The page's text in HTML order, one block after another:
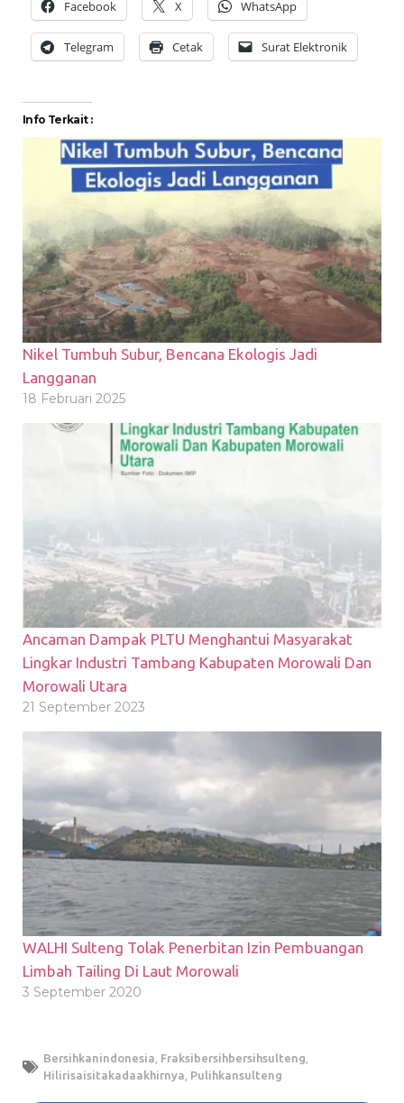
Facebook X WhatsApp
Telegram Cetak Surat Elektronik
Info Terkait :
Nikel Tumbuh Subur, Bencana Ekologis Jadi
Langganan
18 Februari 2025
Ancaman Dampak PLTU Menghantui Masyarakat
Lingkar Industri Tambang Kabupaten Morowali Dan
Morowali Utara
21 September 2023
WALHI Sulteng Tolak Penerbitan Izin Pembuangan
Limbah Tailing Di Laut Morowali
3 September 2020
Bersihkanindonesia, Fraksibersihbersihsulteng,
Hilirisaisitakadaakhirnya, Pulihkansulteng